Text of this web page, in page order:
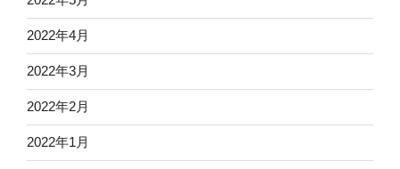
2022年4月
2022年3月
2022年2月
2022年1月